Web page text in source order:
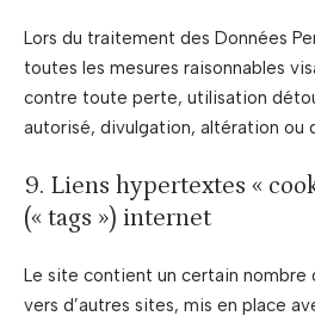
Lors du traitement des Données
toutes les mesures raisonnables
contre toute perte, utilisation
autorisé, divulgation, altération ou
9. Liens hypertextes «
(« tags ») internet
Le site contient un certain nombre
vers d’autres sites, mis en place